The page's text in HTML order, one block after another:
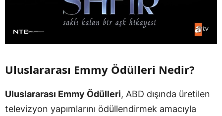
Uluslararası Emmy Ödülleri Nedir?
Uluslararası Emmy Ödülleri, ABD dışında üretilen
televizyon yapımlarını ödüllendirmek amacıyla